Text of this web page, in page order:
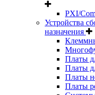
PXI/
Устройства
назначения
Платы
Платы
Платы
Платы